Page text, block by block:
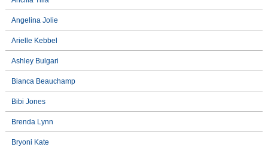
Angelina Jolie
Arielle Kebbel
Ashley Bulgari
Bianca Beauchamp
Bibi Jones
Brenda Lynn
Bryoni Kate